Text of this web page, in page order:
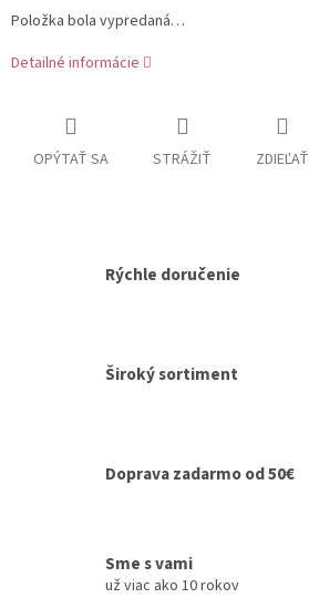
Jednotková
cena:
Položka bola vypredaná…
Detailné informácie
OPÝTAŤ SA STRÁŽIŤ ZDIEĽAŤ
Rýchle doručenie
Široký sortiment
Doprava zadarmo od 50€
Sme s vami
už viac ako 10 rokov